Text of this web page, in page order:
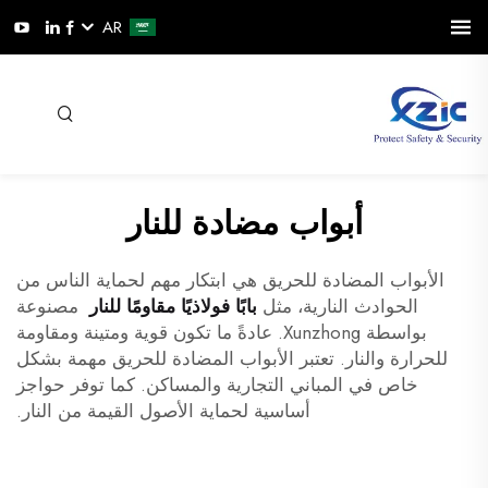
AR
أبواب مضادة للنار
الأبواب المضادة للحريق هي ابتكار مهم لحماية الناس من
الحوادث النارية، مثل بابًا فولاذيًا مقاومًا للنار
مصنوعة
بواسطة Xunzhong. عادةً ما تكون قوية ومتينة ومقاومة
للحرارة والنار. تعتبر الأبواب المضادة للحريق مهمة بشكل
خاص في المباني التجارية والمساكن. كما توفر حواجز
أساسية لحماية الأصول القيمة من النار.